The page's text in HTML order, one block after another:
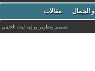
مواليد
موت ميسي ميلان نادي نشر
وفاة وفيات يوتيوب
مقالات
تصميم وتطوير ورؤيةليث الخليلي